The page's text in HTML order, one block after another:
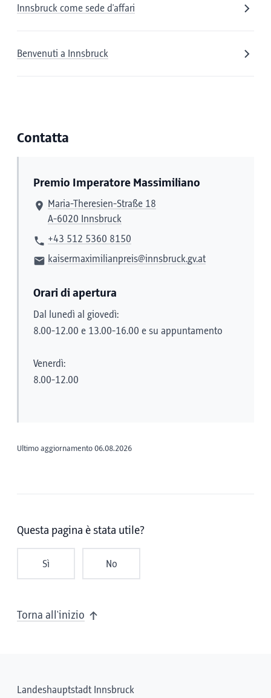
Innsbruck come sede d'affari
Benvenuti a Innsbruck
Contatta
Premio Imperatore Massimiliano
Maria-Theresien-Straße 18
A-6020 Innsbruck
+43 512 5360 8150
kaisermaximilianpreis@innsbruck.gv.at
Orari di apertura
Dal lunedì al giovedì:
8.00-12.00 e 13.00-16.00 e su appuntamento
Venerdì:
8.00-12.00
Ultimo aggiornamento 06.08.2026
Questa pagina è stata utile?
Sì No
Torna all'inizio
Landeshauptstadt Innsbruck